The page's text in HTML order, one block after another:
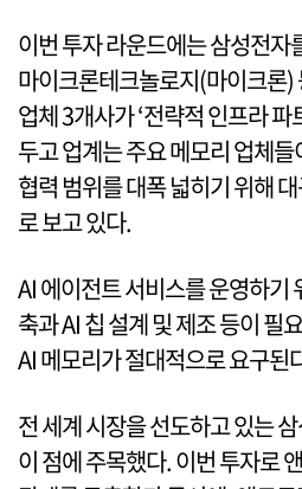
이번 투자 라운드에는 삼성전
마이크론테크놀로지(마이크론)
업체 3개사가 ‘전략적 인프라
두고 업계는 주요 메모리 업체
협력 범위를 대폭 넓히기 위해
로 보고 있다.
AI 에이전트 서비스를 운영하기
축과 AI 칩 설계 및 제조 등이 필
AI 메모리가 절대적으로 요구된
전 세계 시장을 선도하고 있는
이 점에 주목했다. 이번 투자로